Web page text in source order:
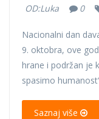
OD:Luka 0
Nacionalni dan
9. oktobra, ove
hrane i podržan je
spasimo
Saznaj više